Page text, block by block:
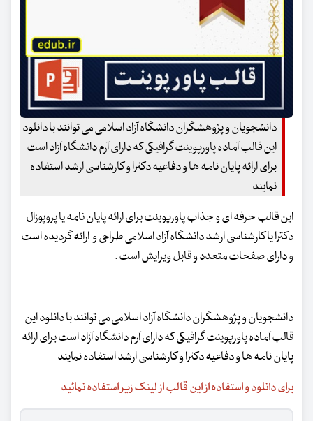
دانشجویان و پژوهشگران دانشگاه آزاد اسلامی می توانند با دانلود
این قالب آماده پاورپوینت گرافیکی که دارای آرم دانشگاه آزاد است
برای ارائه پایان نامه ها و دفاعیه دکترا و کارشناسی ارشد استفاده
نمایند
این قالب حرفه ای و جذاب پاورپوینت برای ارائه پایان نامه یا پروپوزال
دکترا یا کارشناسی ارشد دانشگاه آزاد اسلامی طراحی و ارائه گردیده است
و دارای صفحات متعدد و قابل ویرایش است .
دانشجویان و پژوهشگران دانشگاه آزاد اسلامی می توانند با دانلود این
قالب آماده پاورپوینت گرافیکی که دارای آرم دانشگاه آزاد است برای ارائه
پایان نامه ها و دفاعیه دکترا و کارشناسی ارشد استفاده نمایند
برای دانلود و استفاده از این قالب از لینک زیر استفاده نمائید